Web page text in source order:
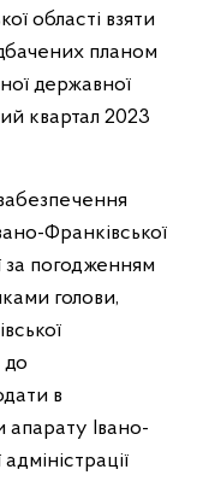
області взяти
планом
державної
квартал 2023
Франківської
за погодженням
голови,
до
в
апарату Івано-